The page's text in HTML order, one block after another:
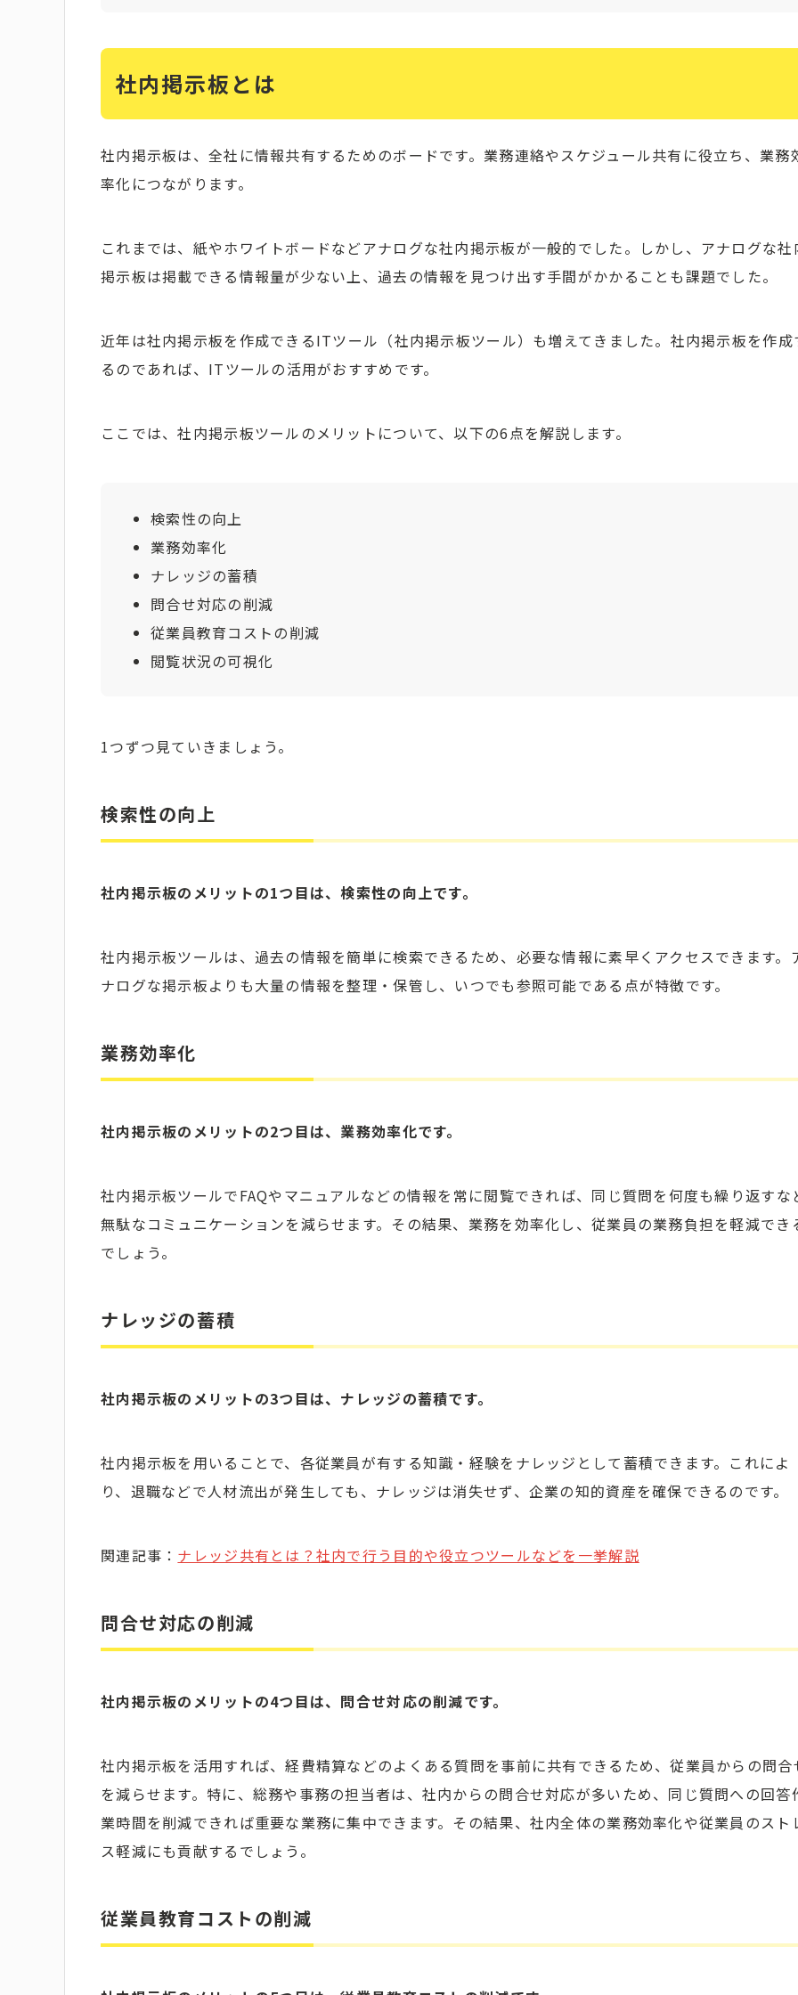
社内掲示板とは
社内掲示板は、全社に情報共有するためのボードです。業務連絡やスケジュール共有に役立ち、業務
率化につながります。
これまでは、紙やホワイトボードなどアナログな社内掲示板が一般的でした。しかし、アナログな社
掲示板は掲載できる情報量が少ない上、過去の情報を見つけ出す手間がかかることも課題でした。
近年は社内掲示板を作成できるITツール（社内掲示板ツール）も増えてきました。社内掲示板を作成
るのであれば、ITツールの活用がおすすめです。
ここでは、社内掲示板ツールのメリットについて、以下の6点を解説します。
検索性の向上
業務効率化
ナレッジの蓄積
問合せ対応の削減
従業員教育コストの削減
閲覧状況の可視化
1つずつ見ていきましょう。
検索性の向上
社内掲示板のメリットの1つ目は、検索性の向上です。
社内掲示板ツールは、過去の情報を簡単に検索できるため、必要な情報に素早くアクセスできます。
ナログな掲示板よりも大量の情報を整理・保管し、いつでも参照可能である点が特徴です。
業務効率化
社内掲示板のメリットの2つ目は、業務効率化です。
社内掲示板ツールでFAQやマニュアルなどの情報を常に閲覧できれば、同じ質問を何度も繰り返すな
無駄なコミュニケーションを減らせます。その結果、業務を効率化し、従業員の業務負担を軽減でき
でしょう。
ナレッジの蓄積
社内掲示板のメリットの3つ目は、ナレッジの蓄積です。
社内掲示板を用いることで、各従業員が有する知識・経験をナレッジとして蓄積できます。これによ
り、退職などで人材流出が発生しても、ナレッジは消失せず、企業の知的資産を確保できるのです。
関連記事： ナレッジ共有とは？社内で行う目的や役立つツールなどを一挙解説
問合せ対応の削減
社内掲示板のメリットの4つ目は、問合せ対応の削減です。
社内掲示板を活用すれば、経費精算などのよくある質問を事前に共有できるため、従業員からの問合
を減らせます。特に、総務や事務の担当者は、社内からの問合せ対応が多いため、同じ質問への回答
業時間を削減できれば重要な業務に集中できます。その結果、社内全体の業務効率化や従業員のスト
ス軽減にも貢献するでしょう。
従業員教育コストの削減